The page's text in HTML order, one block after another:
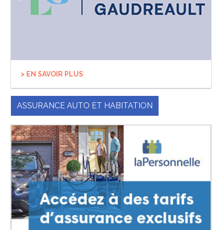
> EN SAVOIR PLUS
ASSURANCE AUTO ET HABITATION